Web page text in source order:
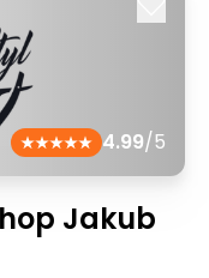
4.99/5
Jakub